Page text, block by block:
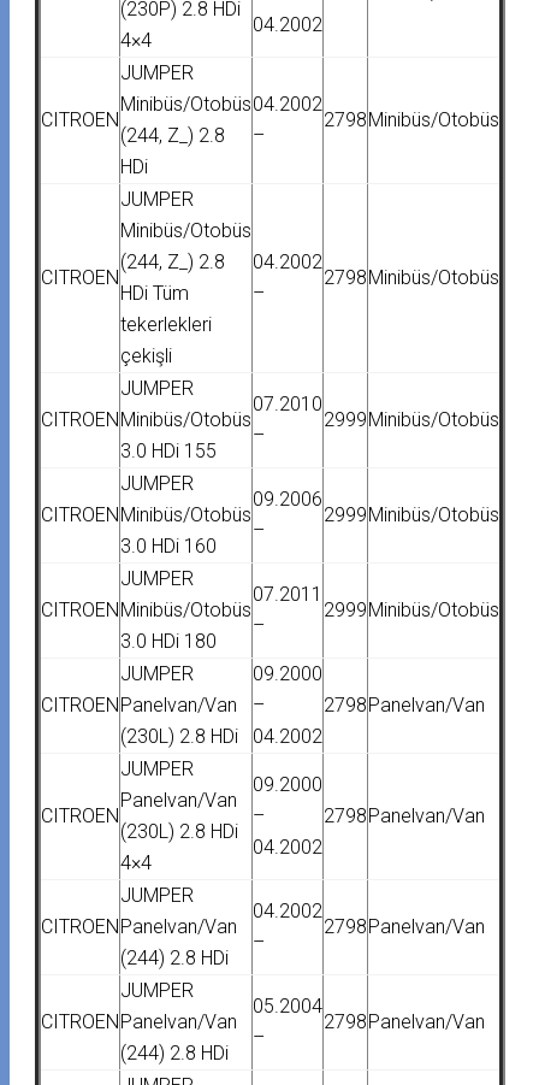
(230P) 2.8 HDi
4×4
04.2002
CITROEN
JUMPER
Minibüs/Otobüs
(244, Z_) 2.8
HDi
04.2002
–
2798Minibüs/Otobüs
CITROEN
JUMPER
Minibüs/Otobüs
(244, Z_) 2.8
HDi Tüm
tekerlekleri
çekişli
04.2002
–
2798Minibüs/Otobüs
CITROEN
JUMPER
Minibüs/Otobüs
3.0 HDi 155
07.2010
–
2999Minibüs/Otobüs
CITROEN
JUMPER
Minibüs/Otobüs
3.0 HDi 160
09.2006
–
2999Minibüs/Otobüs
CITROEN
JUMPER
Minibüs/Otobüs
3.0 HDi 180
07.2011
–
2999Minibüs/Otobüs
CITROEN
JUMPER
Panelvan/Van
(230L) 2.8 HDi
09.2000
–
04.2002
2798Panelvan/Van
CITROEN
JUMPER
Panelvan/Van
(230L) 2.8 HDi
4×4
09.2000
–
04.2002
2798Panelvan/Van
CITROEN
JUMPER
Panelvan/Van
(244) 2.8 HDi
04.2002
–
2798Panelvan/Van
CITROEN
JUMPER
Panelvan/Van
(244) 2.8 HDi
05.2004
–
2798Panelvan/Van